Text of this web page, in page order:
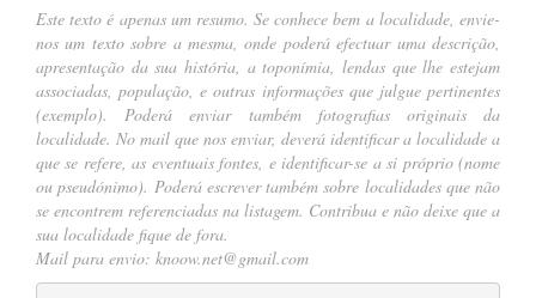
Este texto é apenas um resumo. Se conhece bem a localidade, envie-
nos um texto sobre a mesma, onde poderá efectuar uma descrição,
apresentação da sua história, a toponímia, lendas que lhe estejam
associadas, população, e outras informações que julgue pertinentes
(exemplo). Poderá enviar também fotografias originais da
localidade. No mail que nos enviar, deverá identificar a localidade a
que se refere, as eventuais fontes, e identificar-se a si próprio (nome
ou pseudónimo). Poderá escrever também sobre localidades que não
se encontrem referenciadas na listagem. Contribua e não deixe que a
sua localidade fique de fora.
Mail para envio: knoow.net@gmail.com